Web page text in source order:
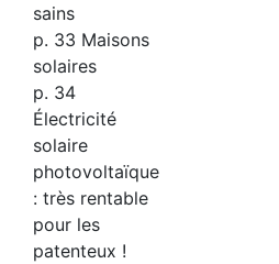
sains
p. 33 Maisons
solaires
p. 34
Électricité
solaire
photovoltaïque
: très rentable
pour les
patenteux !